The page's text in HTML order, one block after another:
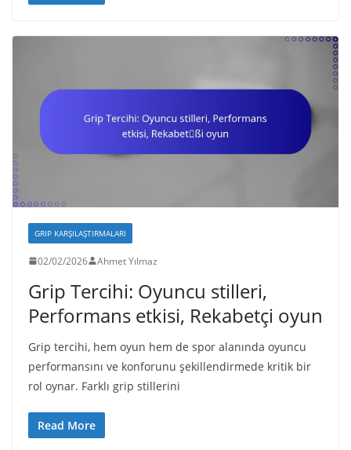
GRIP KARŞILAŞTIRMALARI
02/02/2026 Ahmet Yılmaz
Grip Tercihi: Oyuncu stilleri,
Performans etkisi, Rekabetçi oyun
Grip tercihi, hem oyun hem de spor alanında oyuncu
performansını ve konforunu şekillendirmede kritik bir
rol oynar. Farklı grip stillerini
Read More